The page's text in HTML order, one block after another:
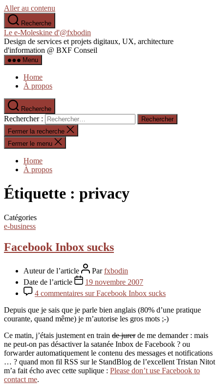
Aller au contenu
Recherche
Le e-Moleskine d'@fxbodin
Design de services et projets digitaux, UX, architecture
d'information @ BXF Conseil
Menu
Home
À propos
Recherche
Rechercher :
Fermer la recherche
Fermer le menu
Home
À propos
Étiquette : privacy
Catégories
e-business
Facebook Inbox sucks
Auteur de l’article Parfxbodin
Date de l’article
19 novembre 2007
4 commentaires sur Facebook Inbox sucks
Depuis que je sais que je parle bien anglais (80% d’une pratique
courante, quand même) je m’autorise les gros mots ;-)
Ce matin, j’étais justement en train de jurerde me demander : mais
ne peut-on pas désactiver la satanée Inbox de Facebook ? ou
forwarder automatiquement le contenu des messages et notifications
… ? quand mon fil RSS sur le StandBlog de l’excellent Tristan Nitot
m’a fait écho avec cette suplique : Please don’t use Facebook to
contact me.